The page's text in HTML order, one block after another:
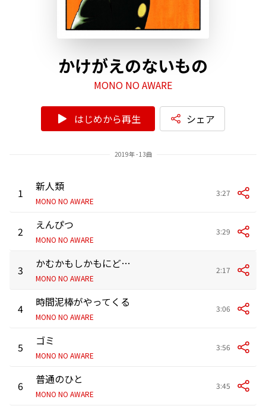
かけがえのないもの
MONO NO AWARE
はじめから再生 シェア
2019年 - 13曲
1 新人類
MONO NO AWARE
3:27
2 えんぴつ
MONO NO AWARE
3:29
3 かむかもしかもにどもかも!
MONO NO AWARE
2:17
4 時間泥棒がやってくる
MONO NO AWARE
3:06
5 ゴミ
MONO NO AWARE
3:56
6 普通のひと
MONO NO AWARE
3:45